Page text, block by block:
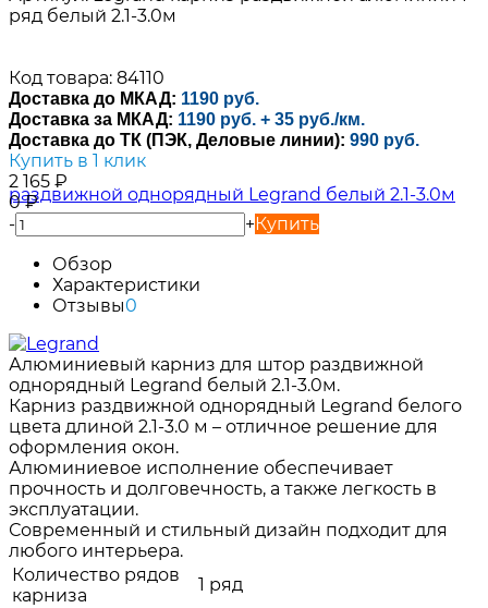
ряд белый 2.1-3.0м
Код товара: 84110
Доставка до МКАД: 1190 руб.
Доставка за МКАД: 1190 руб. + 35 руб./км.
Доставка до ТК (ПЭК, Деловые линии): 990 руб.
Купить в 1 клик
2 165 ₽
0₽
-
+Купить
Обзор
Характеристики
Отзывы0
Алюминиевый карниз для штор раздвижной
однорядный Legrand белый 2.1-3.0м.
Карниз раздвижной однорядный Legrand белого
цвета длиной 2.1-3.0 м – отличное решение для
оформления окон.
Алюминиевое исполнение обеспечивает
прочность и долговечность, а также легкость в
эксплуатации.
Современный и стильный дизайн подходит для
любого интерьера.
Количество рядов
карниза
1 ряд